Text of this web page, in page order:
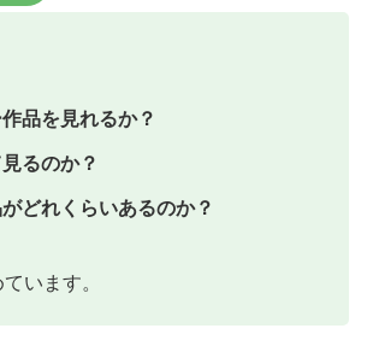
品を見れるか？
るのか？
どれくらいあるのか？
います。